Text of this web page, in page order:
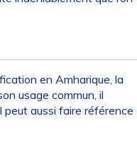
en Amharique, la
usage commun, il
peut aussi faire référence